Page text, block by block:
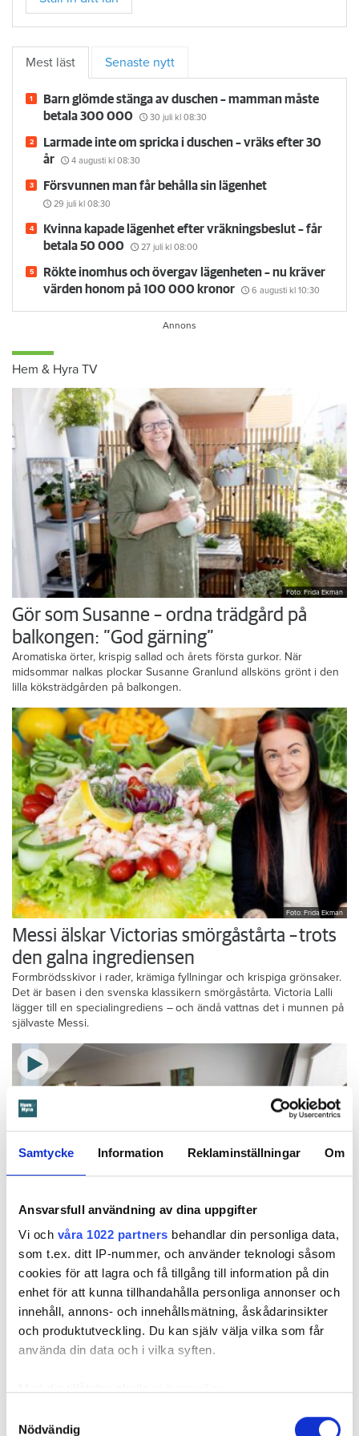
Samtycke Information Reklaminställningar Om
Ansvarsfull användning av dina uppgifter
Vi och våra 1022 partners behandlar din personliga data,
som t.ex. ditt IP-nummer, och använder teknologi såsom
cookies för att lagra och få tillgång till information på din
enhet för att kunna tillhandahålla personliga annonser och
innehåll, annons- och innehållsmätning, åskådarinsikter
och produktutveckling. Du kan själv välja vilka som får
använda din data och i vilka syften.
som kan ha en noggrannhet på upp till flera meter
Nödvändig
Mest läst Senaste nytt
Barn glömde stänga av duschen – mamman måste
betala 300 000
30 juli kl 08:30
Larmade inte om spricka i duschen – vräks efter 30
år
4 augusti kl 08:30
Försvunnen man får behålla sin lägenhet
29 juli kl 08:30
Kvinna kapade lägenhet efter vräkningsbeslut – får
betala 50 000
27 juli kl 08:00
Rökte inomhus och övergav lägenheten – nu kräver
värden honom på 100 000 kronor
6 augusti kl 10:30
Hem & Hyra TV
Foto: Frida Ekman
Gör som Susanne – ordna trädgård på
balkongen: ”God gärning”
Aromatiska örter, krispig sallad och årets första gurkor. När
midsommar nalkas plockar Susanne Granlund allsköns grönt i den
lilla köksträdgården på balkongen.
Foto: Frida Ekman
Messi älskar Victorias smörgåstårta – trots
den galna ingrediensen
Formbrödsskivor i rader, krämiga fyllningar och krispiga grönsaker.
Det är basen i den svenska klassikern smörgåstårta. Victoria Lalli
lägger till en specialingrediens – och ändå vattnas det i munnen på
självaste Messi.
Foto: Tomas Ohlsson
Så sparar du vatten hemma – här är
Kristins bästa tips
Knepen är enkla: ”Det är ingen uppoffring alls från min sida”, säger
Kristin Rydberg.